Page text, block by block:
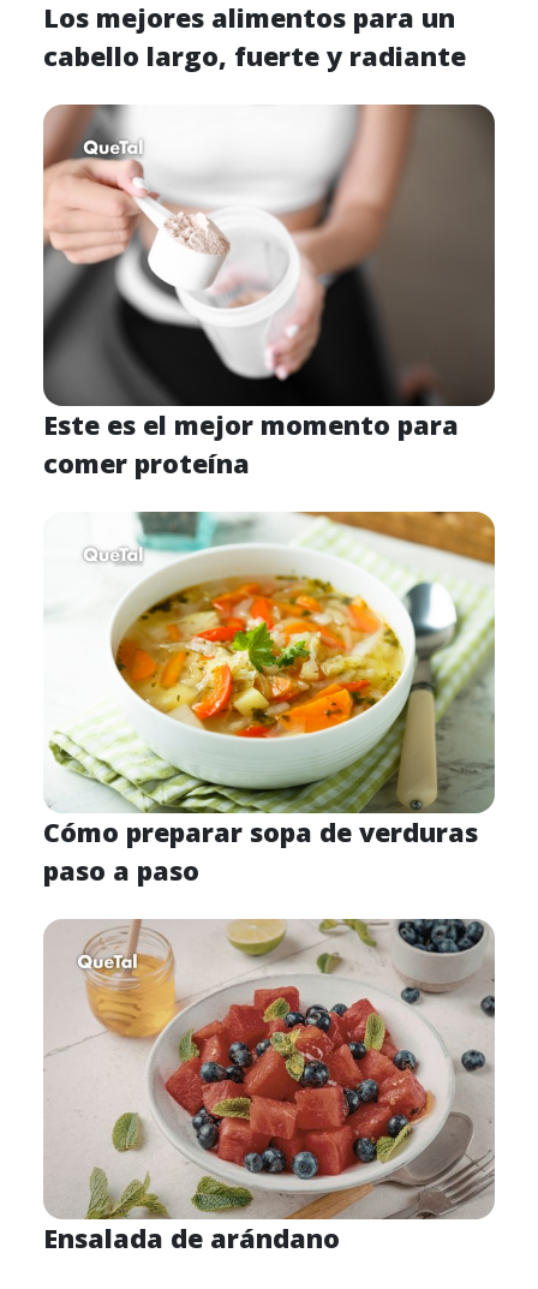
Los mejores alimentos para un
cabello largo, fuerte y radiante
Este es el mejor momento para
comer proteína
Cómo preparar sopa de verduras
paso a paso
Ensalada de arándano